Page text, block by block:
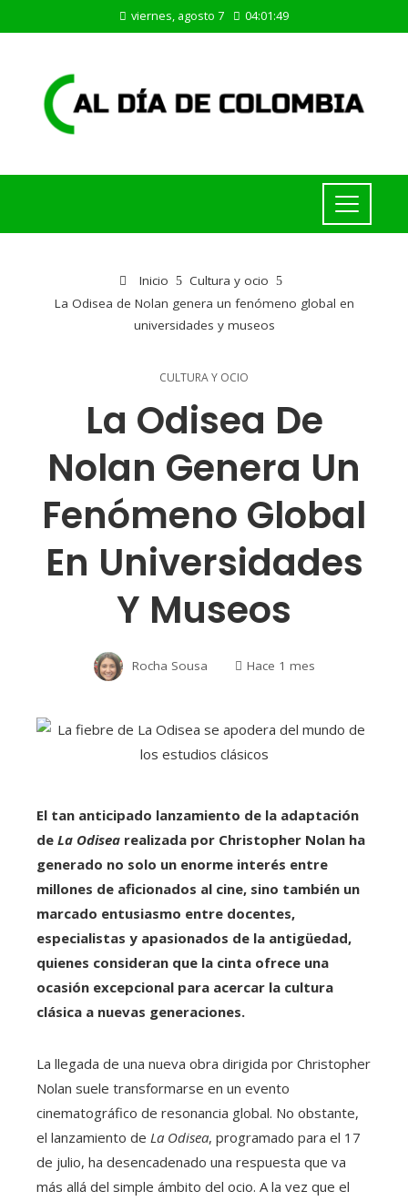
viernes, agosto 7 04:01:49
Inicio
Cultura y ocio
La Odisea de Nolan genera un fenómeno global en
universidades y museos
CULTURA Y OCIO
La Odisea De
Nolan Genera Un
Fenómeno Global
En Universidades
Y Museos
Rocha Sousa Hace 1 mes
El tan anticipado lanzamiento de la adaptación
de La Odisea realizada por Christopher Nolan ha
generado no solo un enorme interés entre
millones de aficionados al cine, sino también un
marcado entusiasmo entre docentes,
especialistas y apasionados de la antigüedad,
quienes consideran que la cinta ofrece una
ocasión excepcional para acercar la cultura
clásica a nuevas generaciones.
La llegada de una nueva obra dirigida por Christopher
Nolan suele transformarse en un evento
cinematográfico de resonancia global. No obstante,
el lanzamiento de La Odisea, programado para el 17
de julio, ha desencadenado una respuesta que va
más allá del simple ámbito del ocio. A la vez que el